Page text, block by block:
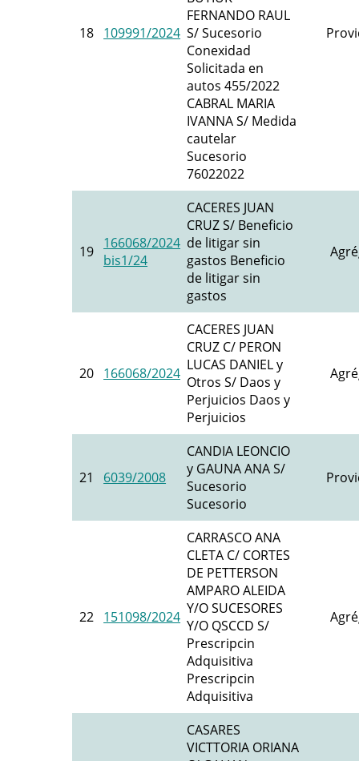
18 109991/2024
FERNANDO RAUL
S/ Sucesorio
Conexidad
Solicitada en
autos 455/2022
CABRAL MARIA
IVANNA S/ Medida
cautelar
Sucesorio
76022022
19
166068/2024
bis1/24
CACERES JUAN
CRUZ S/ Beneficio
de litigar sin
gastos Beneficio
de litigar sin
gastos
20 166068/2024
CACERES JUAN
CRUZ C/ PERON
LUCAS DANIEL y
Otros S/ Daos y
Perjuicios Daos y
Perjuicios
21 6039/2008
CANDIA LEONCIO
y GAUNA ANA S/
Sucesorio
Sucesorio
22 151098/2024
CARRASCO ANA
CLETA C/ CORTES
DE PETTERSON
AMPARO ALEIDA
Y/O SUCESORES
Y/O QSCCD S/
Prescripcin
Adquisitiva
Prescripcin
Adquisitiva
CASARES
VICTTORIA ORIANA